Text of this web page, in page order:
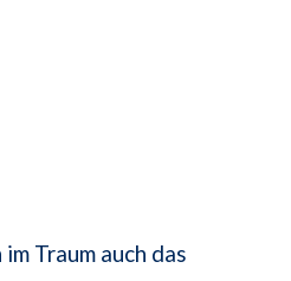
Traum auch das